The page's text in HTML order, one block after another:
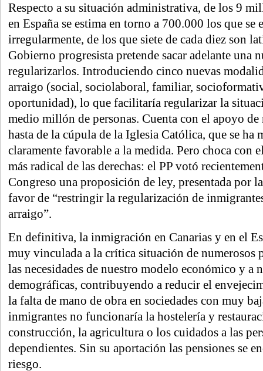
Respecto a su situación administrativa, de los 9
en España se estima en torno a 700.000 los que se
irregularmente, de los que siete de cada diez son
Gobierno progresista pretende sacar adelante una
regularizarlos. Introduciendo cinco nuevas
arraigo (social, sociolaboral, familiar,
oportunidad), lo que facilitaría regularizar la
medio millón de personas. Cuenta con el apoyo de
hasta de la cúpula de la Iglesia Católica, que se ha
claramente favorable a la medida. Pero choca con
más radical de las derechas: el PP votó
Congreso una proposición de ley, presentada por
favor de “restringir la regularización de
arraigo”.
En definitiva, la inmigración en Canarias y en el
muy vinculada a la crítica situación de numerosos
las necesidades de nuestro modelo económico y a
demográficas, contribuyendo a reducir el
la falta de mano de obra en sociedades con muy
inmigrantes no funcionaría la hostelería y
construcción, la agricultura o los cuidados a las
dependientes. Sin su aportación las pensiones se
riesgo.